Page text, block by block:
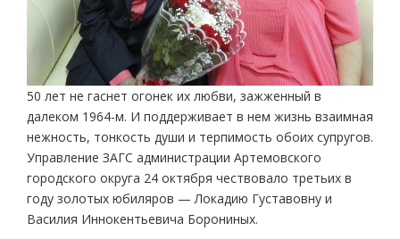
50 лет не гаснет огонек их любви, зажженный в
далеком 1964-м. И поддерживает в нем жизнь взаимная
нежность, тонкость души и терпимость обоих супругов.
Управление ЗАГС администрации Артемовского
городского округа 24 октября чествовало третьих в
году золотых юбиляров — Локадию Густавовну и
Василия Иннокентьевича Борониных.